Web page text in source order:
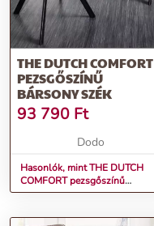
THE DUTCH COMFORT
PEZSGŐSZÍNŰ
BÁRSONY SZÉK
93 790 Ft
Dodo
Hasonlók, mint THE DUTCH
COMFORT pezsgőszínű
bársony szék